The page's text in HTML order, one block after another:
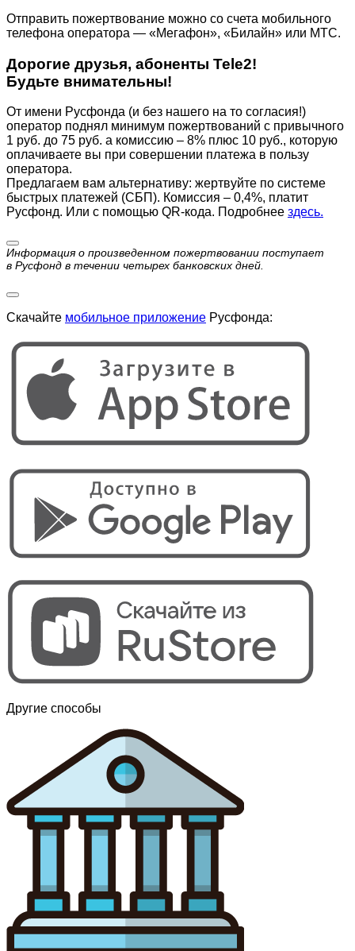
Отправить пожертвование можно со счета мобильного
телефона оператора — «Мегафон», «Билайн» или МТС.
Дорогие друзья, абоненты Tele2!
Будьте внимательны!
От имени Русфонда (и без нашего на то согласия!)
оператор поднял минимум пожертвований с привычного
1 руб. до 75 руб. а комиссию – 8% плюс 10 руб., которую
оплачиваете вы при совершении платежа в пользу
оператора.
Предлагаем вам альтернативу: жертвуйте по cистеме
быстрых платежей (СБП). Комиссия – 0,4%, платит
Русфонд. Или с помощью QR-кода. Подробнее здесь.
Информация о произведенном пожертвовании поступает
в Русфонд в течении четырех банковских дней.
Скачайте мобильное приложение Русфонда:
Другие способы